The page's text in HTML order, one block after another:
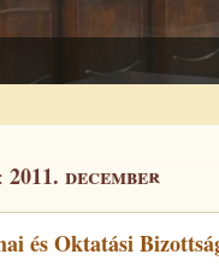
2011. december
és Oktatási